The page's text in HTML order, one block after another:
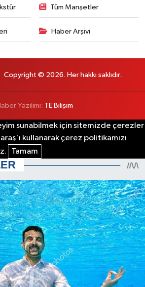
Tüm Manşetler
Haber Arşivi
Copyright © 2026. Her hakkı saklıdır.
Yazılımı: TE Bilişim
sunabilmek için sitemizde çerezler
kullanarak çerez politikamızı
Tamam